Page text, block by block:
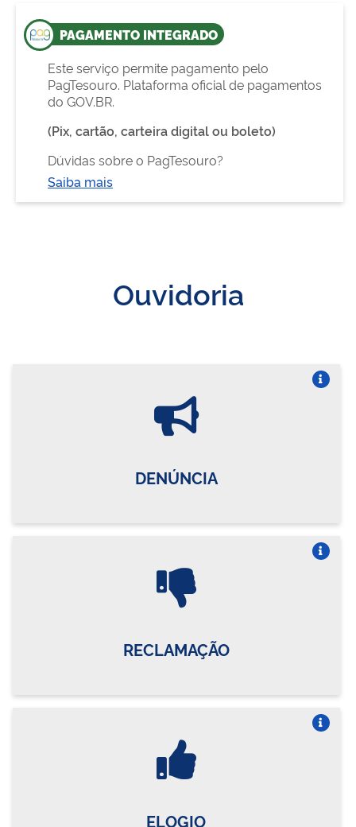
PAGAMENTO INTEGRADO
Este serviço permite pagamento pelo
PagTesouro. Plataforma oficial de pagamentos
do GOV.BR.
(Pix, cartão, carteira digital ou boleto)
Dúvidas sobre o PagTesouro?
Saiba mais
Ouvidoria
DENÚNCIA
RECLAMAÇÃO
ELOGIO